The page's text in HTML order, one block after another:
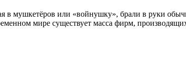
в мушкетёров или «войнушку», брали в руки
мире существует масса фирм,